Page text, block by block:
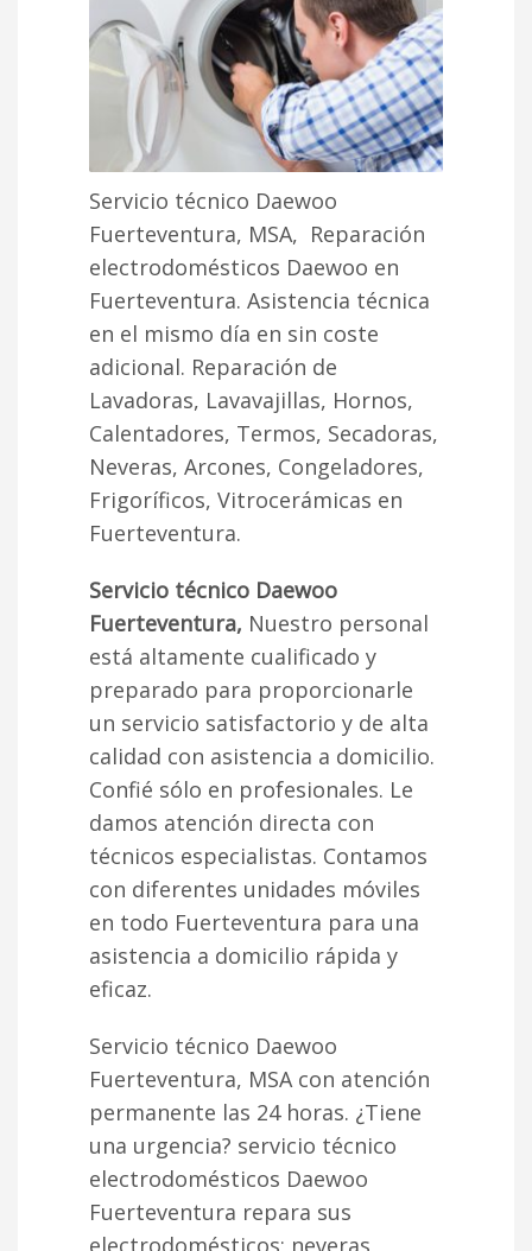
Servicio técnico Daewoo
Fuerteventura, MSA, Reparación
electrodomésticos Daewoo en
Fuerteventura. Asistencia técnica
en el mismo día en sin coste
adicional. Reparación de
Lavadoras, Lavavajillas, Hornos,
Calentadores, Termos, Secadoras,
Neveras, Arcones, Congeladores,
Frigoríficos, Vitrocerámicas en
Fuerteventura.
Servicio técnico Daewoo
Fuerteventura, Nuestro personal
está altamente cualificado y
preparado para proporcionarle
un servicio satisfactorio y de alta
calidad con asistencia a domicilio.
Confié sólo en profesionales. Le
damos atención directa con
técnicos especialistas. Contamos
con diferentes unidades móviles
en todo Fuerteventura para una
asistencia a domicilio rápida y
eficaz.
Servicio técnico Daewoo
Fuerteventura, MSA con atención
permanente las 24 horas. ¿Tiene
una urgencia? servicio técnico
electrodomésticos Daewoo
Fuerteventura repara sus
electrodomésticos; neveras,